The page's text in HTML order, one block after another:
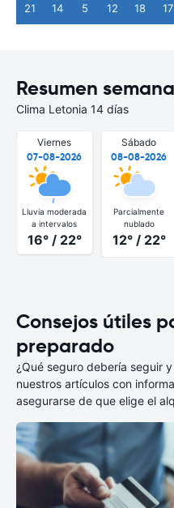
21 14 5 12 18 17
Resumen
Clima Letonia 14 días
Viernes
07-08-2026
Lluvia moderada
a intervalos
16° / 22°
Sábado
08-08-2026
Parcialmente
nublado
12° / 22°
Consejos útiles
preparado
¿Qué seguro debería seguir
nuestros artículos con
asegurarse de que elige el